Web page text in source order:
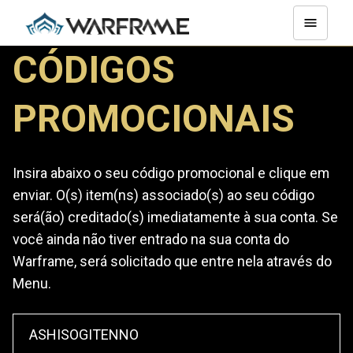
CÓDIGOS
PROMOCIONAIS
Insira abaixo o seu código promocional e clique em
enviar. O(s) item(ns) associado(s) ao seu código
será(ão) creditado(s) imediatamente à sua conta. Se
você ainda não tiver entrado na sua conta do
Warframe, será solicitado que entre nela através do
Menu.